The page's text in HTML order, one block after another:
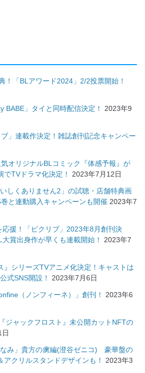
！「BLアワード2024」2/2投票開始！
BABE」タイと同時配信決定！
2023年9
」連載作決定！雑誌創刊記念キャンペー
オリジナルBLコミック『体感予報』が
TVドラマ化決定！
2023年7月12日
しくありません2」の試聴・店舗特典画
と連動購入キャンペーンも開催 2023年7
援！「ピクリブ」2023年8月創刊決
賞出身作が早くも連載開始！
2023年7
』シリーズTVアニメ化決定！キャストは
式SNS開設！
2023年7月6日
（ノンフィーネ）」創刊！
2023年6
ジャックフロスト』未公開カットNFTの
なみ」貴方の虜編(澄谷ゼニコ) 豪華盤の
クリルスタンドデザインも！
2023年3